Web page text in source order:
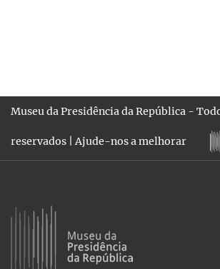
Museu da Presidência da República -
reservados |Ajude-nos a melhorar